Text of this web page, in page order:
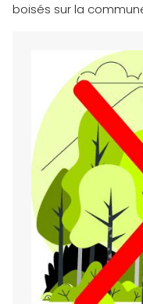
boisés sur la